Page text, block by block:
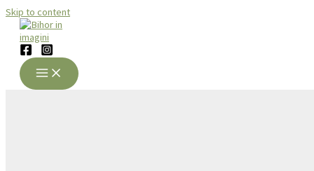
Skip to content